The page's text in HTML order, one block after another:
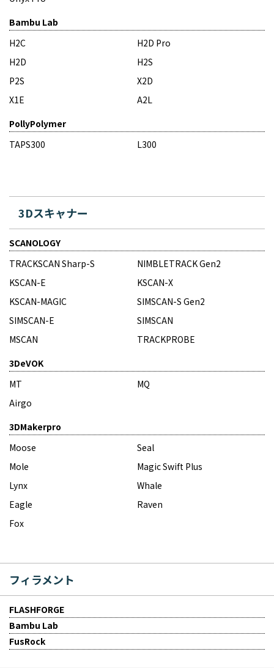
Bambu Lab
H2C
H2D Pro
H2D
H2S
P2S
X2D
X1E
A2L
PollyPolymer
TAPS300
L300
3Dスキャナー
SCANOLOGY
TRACKSCAN Sharp-S
NIMBLETRACK Gen2
KSCAN-E
KSCAN-X
KSCAN-MAGIC
SIMSCAN-S Gen2
SIMSCAN-E
SIMSCAN
MSCAN
TRACKPROBE
3DeVOK
MT
MQ
Airgo
3DMakerpro
Moose
Seal
Mole
Magic Swift Plus
Lynx
Whale
Eagle
Raven
Fox
フィラメント
FLASHFORGE
Bambu Lab
FusRock